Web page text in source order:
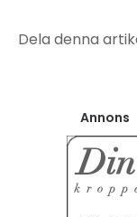
Dela denna
Annons